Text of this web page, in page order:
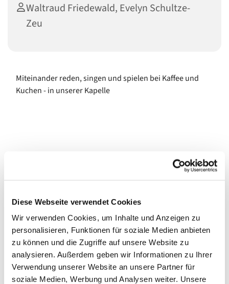
Diese Webseite verwendet Cookies
Wir verwenden Cookies, um Inhalte und Anzeigen zu
personalisieren, Funktionen für soziale Medien anbieten
zu können und die Zugriffe auf unsere Website zu
analysieren. Außerdem geben wir Informationen zu Ihrer
Verwendung unserer Website an unsere Partner für
soziale Medien, Werbung und Analysen weiter. Unsere
Waltraud Friedewald, Evelyn Schultze-
Zeu
Miteinander reden, singen und spielen bei Kaffee und
Kuchen - in unserer Kapelle